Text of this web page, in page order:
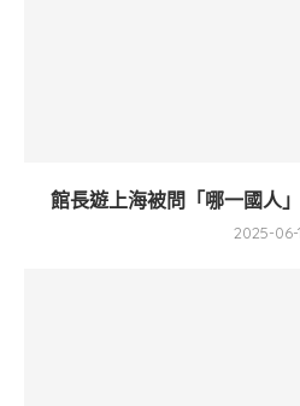
館長遊上海被問「哪一國人
2025-06-